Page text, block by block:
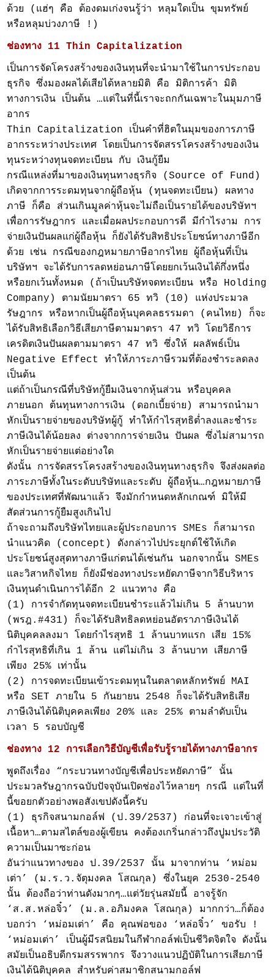
ด้วย (แฮ่ๆ คือ ต้องดมเก่งจนรู้ว่า หลุมใดเป็น ขุมทรัพย์
หรือหลุมบ่วงภาษี !)
ช่องทาง 11 Thin Capitalization
เป็นการจัดโครงสร้างของเงินทุนที่จะนำมาใช้ในการประกอบ
ธุรกิจ ซึ่งมองผลได้เสียได้หลายมิติ คือ มิติการค้า มิติ
ทางการเงิน เป็นต้น …แต่ในที่นี้เราจะถกกันเฉพาะในมุมภาษี
อากร
Thin Capitalization เป็นคำที่ฮิตในมุมของการภาษี
อากรระหว่างประเทศ โดยเป็นการจัดสรรโครงสร้างของเงิน
ทุนระหว่างทุนจดทะเบียน กับ เงินกู้ยืม
กรณีแหล่งที่มาของเงินทุนทางธุรกิจ (Source of Fund)
เกิดจากการระดมทุนจากผู้ถือหุ้น (ทุนจดทะเบียน) ผลทาง
ภาษี ก็คือ ส่วนเกินมูลค่าหุ้นจะไม่ถือเป็นรายได้ของบริษัทฯ
เพื่อการรัษฎากร และเมื่อผลประกอบการดี มีกำไรงาม การ
จ่ายเงินปันผลแก่ผู้ถือหุ้น ก็ยังได้รับสิทธิประโยชน์ทางภาษีอีก
ด้วย เช่น กรณีของกฎหมายภาษีอากรไทย ผู้ถือหุ้นที่เป็น
บริษัทฯ จะได้รับการลดหย่อนภาษีโดยยกเว้นเงินได้กึ่งหนึ่ง
หรือยกเว้นทั้งหมด (ถ้าเป็นบริษัทจดทะเบียน หรือ Holding
Company) ตามนัยมาตรา 65 ทวิ (10) แห่งประมวล
รัษฎากร หรือหากเป็นผู้ถือหุ้นบุคคลธรรมดา (คนไทย) ก็จะ
ได้รับสิทธิเลือกวิธีเสียภาษีตามมาตรา 47 ทวิ โดยวิธีการ
เครดิตเงินปันผลตามมาตรา 47 ทวิ ซึ่งให้ ผลลัพธ์เป็น
Negative Effect ทำให้ภาระภาษีรวมที่ต้องชำระลดลง
เป็นต้น
แต่ถ้าเป็นกรณีที่บริษัทกู้ยืมเงินจากหุ้นส่วน หรือบุคคล
ภายนอก ต้นทุนทางการเงิน (ดอกเบี้ยจ่าย) สามารถนำมา
หักเป็นรายจ่ายของบริษัทผู้กู้ ทำให้กำไรสุทธิต่ำลงและชำระ
ภาษีเงินได้น้อยลง ต่างจากการจ่ายเงิน ปันผล ซึ่งไม่สามารถ
หักเป็นรายจ่ายแต่อย่างใด
ดังนั้น การจัดสรรโครงสร้างของเงินทุนทางธุรกิจ จึงส่งผลต่อ
ภาระภาษีทั้งในระดับบริษัทและระดับ ผู้ถือหุ้น…กฎหมายภาษี
ของประเทศที่พัฒนาแล้ว จึงมักกำหนดหลักเกณฑ์ มิให้มี
สัดส่วนการกู้ยืมสูงเกินไป
ถ้าจะถามถึงบริษัทไทยและผู้ประกอบการ SMEs ก็สามารถ
นำแนวคิด (concept) ดังกล่าวไปประยุกต์ใช้ให้เกิด
ประโยชน์สูงสุดทางภาษีแก่ตนได้เช่นกัน นอกจากนั้น SMEs
และวิสาหกิจไทย ก็ยังมีช่องทางประหยัดภาษีจากวิธีบริหาร
เงินทุนดำเนินการได้อีก 2 แนวทาง คือ
(1) การจำกัดทุนจดทะเบียนชำระแล้วไม่เกิน 5 ล้านบาท
(พรฎ.#431) ก็จะได้รับสิทธิลดหย่อนอัตราภาษีเงินได้
นิติบุคคลลงมา โดยกำไรสุทธิ 1 ล้านบาทแรก เสีย 15%
กำไรสุทธิที่เกิน 1 ล้าน แต่ไม่เกิน 3 ล้านบาท เสียภาษี
เพียง 25% เท่านั้น
(2) การจดทะเบียนเข้าระดมทุนในตลาดหลักทรัพย์ MAI
หรือ SET ภายใน 5 กันยายน 2548 ก็จะได้รับสิทธิเสีย
ภาษีเงินได้นิติบุคคลเพียง 20% และ 25% ตามลำดับเป็น
เวลา 5 รอบบัญชี
ช่องทาง 12 การเลือกวิธีบัญชีเพื่อรับรู้รายได้ทางภาษีอากร
พูดถึงเรื่อง “กระบวนทางบัญชีเพื่อประหยัดภาษี” นั้น
ประมวลรัษฎากรฉบับปัจจุบันเปิดช่องไว้หลายๆ กรณี แต่ในที่
นี้ขอยกตัวอย่างพอสังเขปดังนี้ครับ
(1) ธุรกิจสนามกอล์ฟ (ป.39/2537) ก่อนที่จะเจาะเข้าสู่
เนื้อหา…ตามสไตล์ของผู้เขียน คงต้องเกริ่นกล่าวถึงปูมประวัติ
ความเป็นมาซะก่อน
อันว่าแนวทางของ ป.39/2537 นั้น มาจากท่าน ‘หม่อม
เต่า’ (ม.ร.ว.จัตุมงคล โสณกุล) ซึ่งในยุค 2530-2540
นั้น ต้องถือว่าท่านดังมากๆ…แต่วัยรุ่นสมัยนี้ อาจรู้จัก
‘ส.ส.หล่อจิ๋ว’ (ม.ล.อภิมงคล โสณกุล) มากกว่า…ก็ต้อง
บอกว่า ‘หม่อมเต่า’ คือ คุณพ่อของ ‘หล่อจิ๋ว’ ขอรับ !
‘หม่อมเต่า’ เป็นผู้มีรสนิยมในกีฬากอล์ฟเป็นชีวิตจิตใจ ดังนั้น
สมัยเป็นอธิบดีกรมสรรพากร จึงวางแนวปฏิบัติในการเสียภาษี
เงินได้นิติบุคคล สำหรับค่าสมาชิกสนามกอล์ฟ